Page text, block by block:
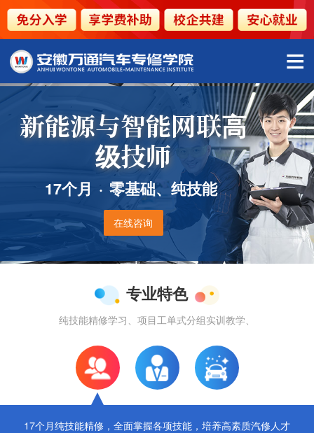
新能源与智能网联高
级技师
17个月 · 零基础、纯技能
在线咨询
专业特色
纯技能精修学习、项目工单式分组实训教学、
17个月纯技能精修，全面掌握各项技能，培养高素质汽修人才